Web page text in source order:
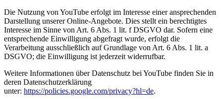
Die Nutzung von YouTube erfolgt im Interesse einer ansprechenden
Darstellung unserer Online-Angebote. Dies stellt ein berechtigtes
Interesse im Sinne von Art. 6 Abs. 1 lit. f DSGVO dar. Sofern eine
entsprechende Einwilligung abgefragt wurde, erfolgt die
Verarbeitung ausschließlich auf Grundlage von Art. 6 Abs. 1 lit. a
DSGVO; die Einwilligung ist jederzeit widerrufbar.
Weitere Informationen über Datenschutz bei YouTube finden Sie in
deren Datenschutzerklärung
unter: https://policies.google.com/privacy?hl=de.